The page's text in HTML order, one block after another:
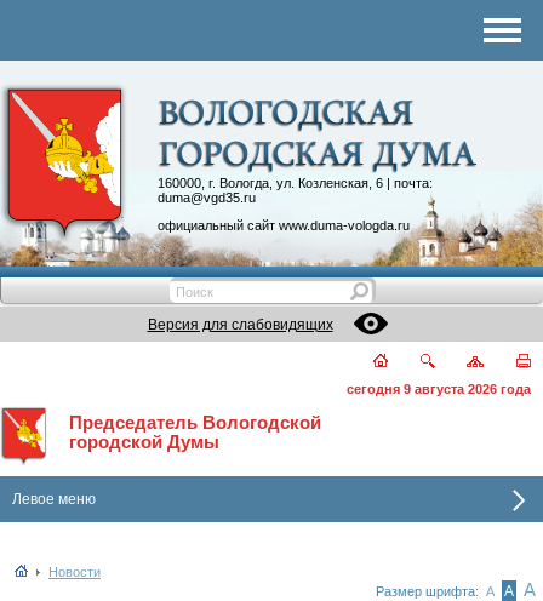
160000, г. Вологда, ул. Козленская, 6 | почта:
duma@vgd35.ru
официальный сайт www.duma-vologda.ru
Контакты
Депутатские объединения
Версия для слабовидящих
сегодня 9 августа 2026 года
Председатель Вологодской
городской Думы
Левое меню
Новости
Размер шрифта: А А А